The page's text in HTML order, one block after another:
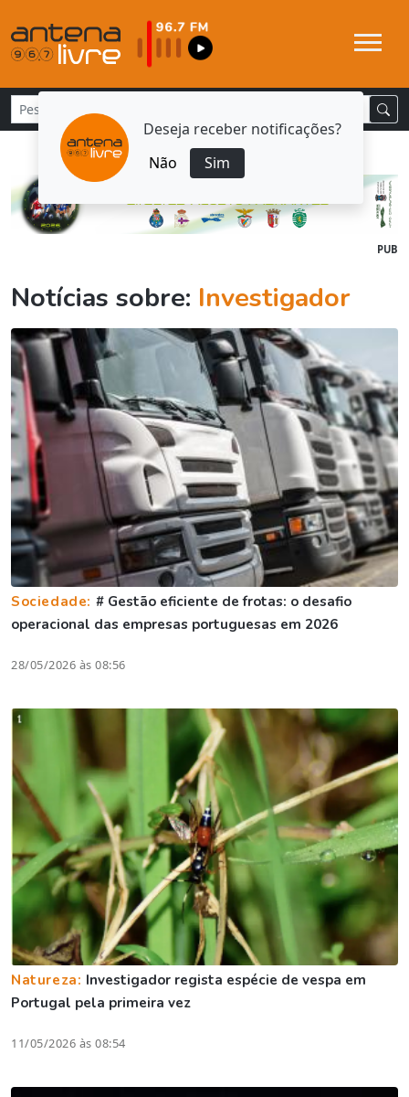
Deseja receber notificações?
Não
Sim
PUB
Notícias sobre: Investigador
Sociedade: # Gestão eficiente de frotas: o desafio
operacional das empresas portuguesas em 2026
28/05/2026 às 08:56
Natureza: Investigador regista espécie de vespa em
Portugal pela primeira vez
11/05/2026 às 08:54